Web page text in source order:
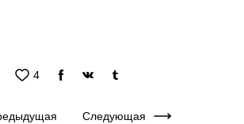
4
Следующая